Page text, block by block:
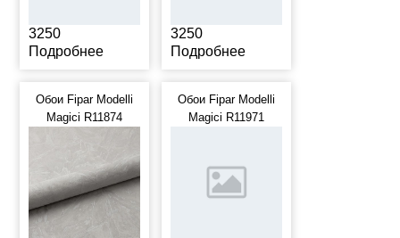
3250
Подробнее
3250
Подробнее
Обои Fipar Modelli
Magici R11874
Обои Fipar Modelli
Magici R11971